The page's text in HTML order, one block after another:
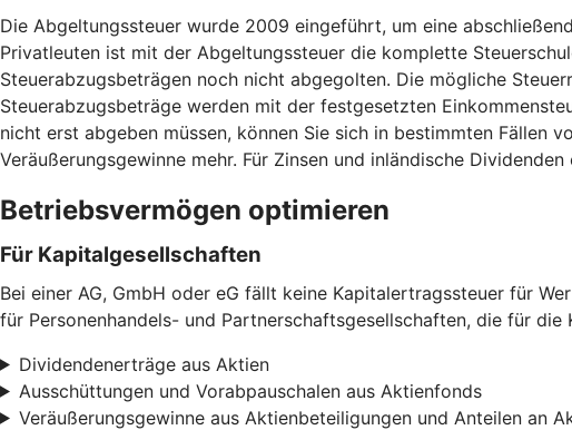
Die Abgeltungssteuer wurde 2009 eingeführt, um eine
Privatleuten ist mit der Abgeltungssteuer die komplette
Steuerabzugsbeträgen noch nicht abgegolten. Die mögliche
Steuerabzugsbeträge werden mit der festgesetzten
nicht erst abgeben müssen, können Sie sich in bestimmten Fällen
Veräußerungsgewinne mehr. Für Zinsen und inländische
Betriebsvermögen optimieren
Für Kapitalgesellschaften
Bei einer AG, GmbH oder eG fällt keine Kapitalertragssteuer für
für Personenhandels- und Partnerschaftsgesellschaften, die für
Dividendenerträge aus Aktien
Ausschüttungen und Vorabpauschalen aus Aktienfonds
Veräußerungsgewinne aus Aktienbeteiligungen und Anteilen an